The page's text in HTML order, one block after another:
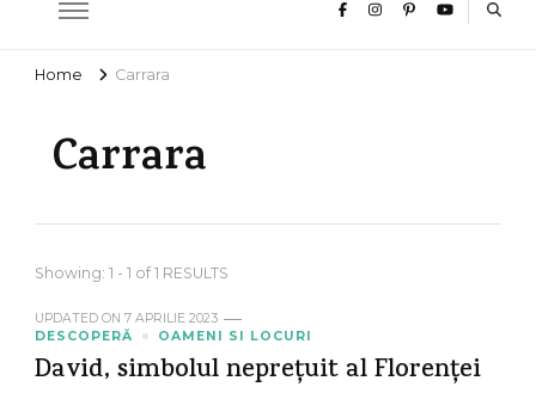
Home Carrara
Carrara
Showing: 1 - 1 of 1 RESULTS
UPDATED ON 7 APRILIE 2023
DESCOPERĂ
OAMENI SI LOCURI
David, simbolul neprețuit al Florenței